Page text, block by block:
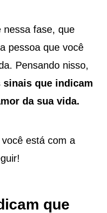
fase, que
pessoa que você
Pensando nisso,
sinais que indicam
da sua vida.
está com a
que